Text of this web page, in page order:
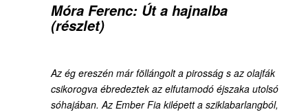
Móra Ferenc:Út a hajnalba
(részlet)
Az ég ereszén már föllángolt a pirosság s az olajfák
csikorogva ébredeztek az elfutamodó éjszaka utolsó
sóhajában. Az Ember Fia kilépett a sziklabarlangból,